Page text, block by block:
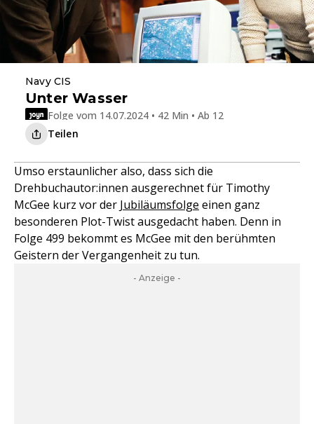
Navy CIS
Unter Wasser
Folge vom 14.07.2024 • 42 Min • Ab 12
Teilen
Umso erstaunlicher also, dass sich die
Drehbuchautor:innen ausgerechnet für Timothy
McGee kurz vor der Jubiläumsfolge einen ganz
besonderen Plot-Twist ausgedacht haben. Denn in
Folge 499 bekommt es McGee mit den berühmten
Geistern der Vergangenheit zu tun.
- Anzeige -